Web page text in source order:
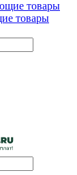
товары